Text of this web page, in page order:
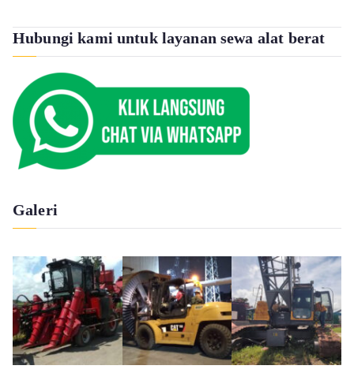
Hubungi kami untuk layanan sewa alat berat
Galeri